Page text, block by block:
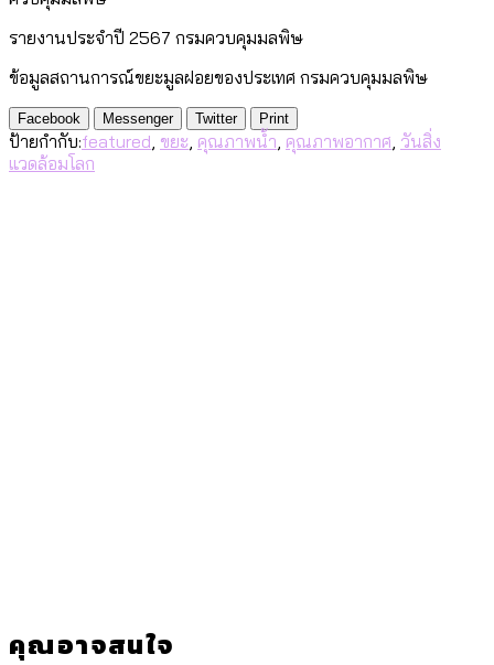
รายงานประจำปี 2567 กรมควบคุมมลพิษ
ข้อมูลสถานการณ์ขยะมูลฝอยของประเทศ กรมควบคุมมลพิษ
Facebook Messenger Twitter Print
ป้ายกำกับ:featured, ขยะ, คุณภาพน้ำ, คุณภาพอากาศ, วันสิ่ง
แวดล้อมโลก
คุณอาจสนใจ